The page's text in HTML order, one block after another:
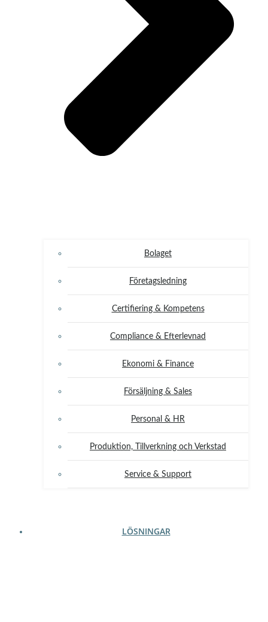
Bolaget
Företagsledning
Certifiering & Kompetens
Compliance & Efterlevnad
Ekonomi & Finance
Försäljning & Sales
Personal & HR
Produktion, Tillverkning och Verkstad
Service & Support
LÖSNINGAR